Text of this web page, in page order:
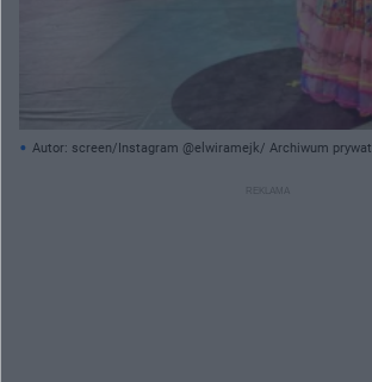
Autor: screen/Instagram @elwiramejk/ Archiwum